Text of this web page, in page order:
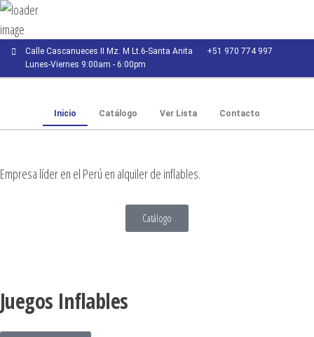
Calle Cascanueces II Mz. M Lt.6-Santa Anita
+51 970 774 997
Lunes-Viernes 9:00am - 6:00pm
Inicio Catálogo Ver Lista Contacto
Empresa líder en el Perú en alquiler de inflables.
Catálogo
Juegos Inflables